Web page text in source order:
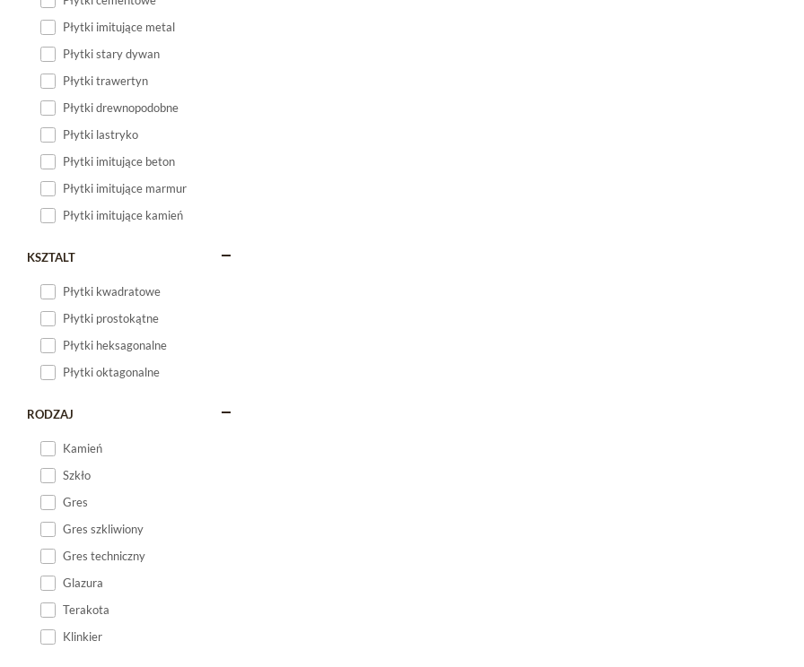
Płytki imitujące metal
Płytki stary dywan
Płytki trawertyn
Płytki drewnopodobne
Płytki lastryko
Płytki imitujące beton
Płytki imitujące marmur
Płytki imitujące kamień
KSZTALT
Płytki kwadratowe
Płytki prostokątne
Płytki heksagonalne
Płytki oktagonalne
RODZAJ
Kamień
Szkło
Gres
Gres szkliwiony
Gres techniczny
Glazura
Terakota
Klinkier